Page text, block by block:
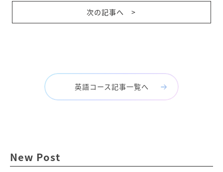
次の記事へ >
英語コース記事一覧へ
New Post